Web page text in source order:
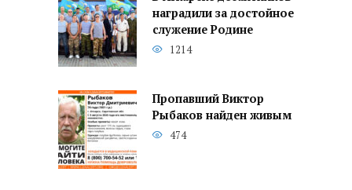
наградили за достойное
служение Родине
1214
Пропавший Виктор
Рыбаков найден живым
474